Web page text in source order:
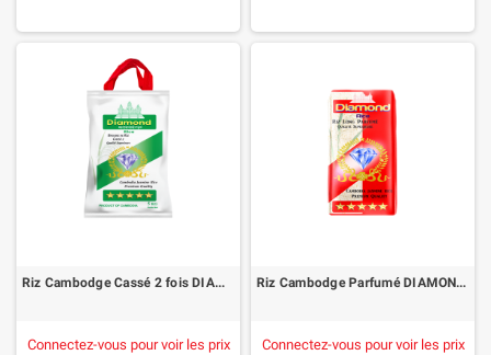
Riz Cambodge Cassé 2 fois DIAMOND 5Kg
Connectez-vous pour voir les prix
Riz Cambodge Parfumé DIAMOND 1Kg
Connectez-vous pour voir les prix